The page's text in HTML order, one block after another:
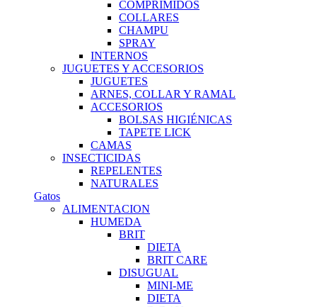
COMPRIMIDOS
COLLARES
CHAMPU
SPRAY
INTERNOS
JUGUETES Y ACCESORIOS
JUGUETES
ARNES, COLLAR Y RAMAL
ACCESORIOS
BOLSAS HIGIÉNICAS
TAPETE LICK
CAMAS
INSECTICIDAS
REPELENTES
NATURALES
Gatos
ALIMENTACION
HUMEDA
BRIT
DIETA
BRIT CARE
DISUGUAL
MINI-ME
DIETA